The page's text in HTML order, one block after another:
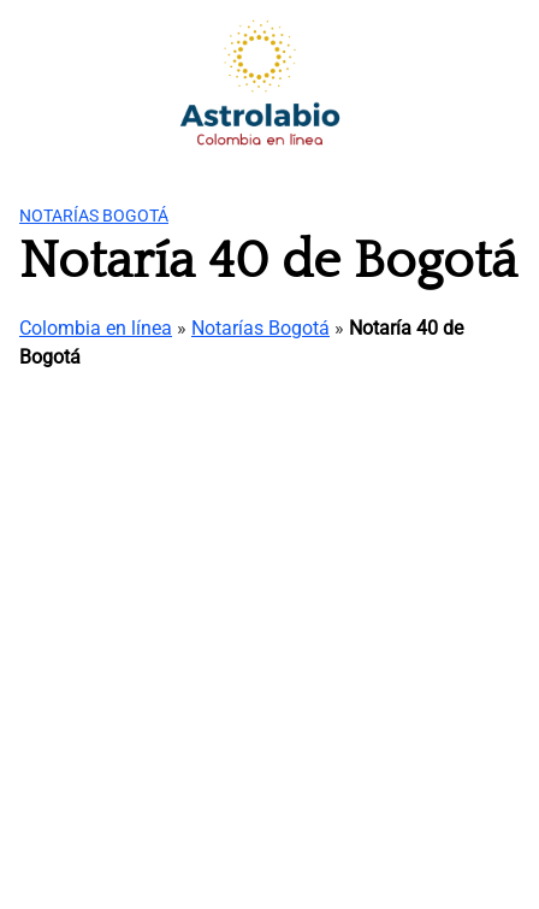
NOTARÍAS BOGOTÁ
Notaría 40 de Bogotá
Colombia en línea » Notarías Bogotá » Notaría 40 de
Bogotá